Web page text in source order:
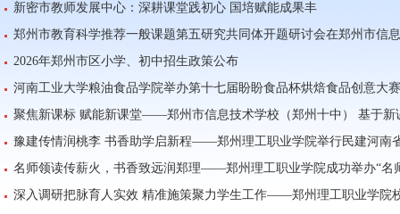
新密市教师发展中心：深耕课堂践初心 国培赋能成果丰
郑州市教育科学推荐一般课题第五研究共同体开题研讨会在郑州市信
2026年郑州市区小学、初中招生政策公布
河南工业大学粮油食品学院举办第十七届盼盼食品杯烘焙食品创意大
聚焦新课标 赋能新课堂——郑州市信息技术学校（郑州十中） 基于新
豫建传情润桃李 书香助学启新程——郑州理工职业学院举行民建河南
名师领读传薪火，书香致远润郑理——郑州理工职业学院成功举办“名
深入调研把脉育人实效 精准施策聚力学生工作——郑州理工职业学院